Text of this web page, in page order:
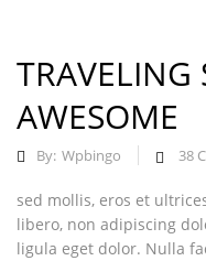
TRAVELING
AWESOME
By: Wpbingo 38
sed mollis, eros et
libero, non adipiscing
ligula eget dolor. Nulla